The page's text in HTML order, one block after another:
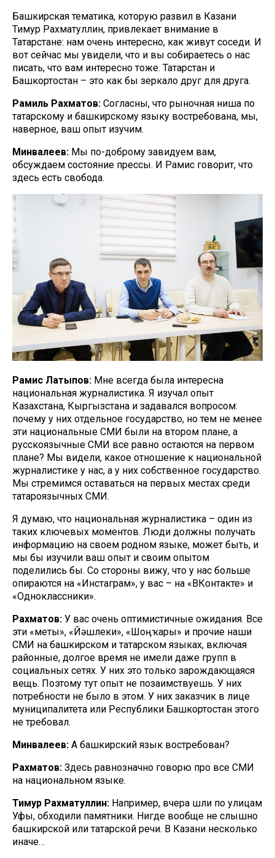
Башкирская тематика, которую развил в Казани
Тимур Рахматуллин, привлекает внимание в
Татарстане: нам очень интересно, как живут соседи. И
вот сейчас мы увидели, что и вы собираетесь о нас
писать, что вам интересно тоже. Татарстан и
Башкортостан – это как бы зеркало друг для друга.
Рамиль Рахматов: Согласны, что рыночная ниша по
татарскому и башкирскому языку востребована, мы,
наверное, ваш опыт изучим.
Минвалеев: Мы по-доброму завидуем вам,
обсуждаем состояние прессы. И Рамис говорит, что
здесь есть свобода.
Рамис Латыпов: Мне всегда была интересна
национальная журналистика. Я изучал опыт
Казахстана, Кыргызстана и задавался вопросом:
почему у них отдельное государство, но тем не менее
эти национальные СМИ были на втором плане, а
русскоязычные СМИ все равно остаются на первом
плане? Мы видели, какое отношение к национальной
журналистике у нас, а у них собственное государство.
Мы стремимся оставаться на первых местах среди
татароязычных СМИ.
Я думаю, что национальная журналистика – один из
таких ключевых моментов. Люди должны получать
информацию на своем родном языке, может быть, и
мы бы изучили ваш опыт и своим опытом
поделились бы. Со стороны вижу, что у нас больше
опираются на «Инстаграм», у вас – на «ВКонтакте» и
«Одноклассники».
Рахматов: У вас очень оптимистичные ожидания. Все
эти «Өметы», «Йәшлеки», «Шоңҡары» и прочие наши
СМИ на башкирском и татарском языках, включая
районные, долгое время не имели даже групп в
социальных сетях. У них это только зарождающаяся
вещь. Поэтому тут опыт не позаимствуешь. У них
потребности не было в этом. У них заказчик в лице
муниципалитета или Республики Башкортостан этого
не требовал.
Минвалеев: А башкирский язык востребован?
Рахматов: Здесь равнозначно говорю про все СМИ
на национальном языке.
Тимур Рахматуллин: Например, вчера шли по улицам
Уфы, обходили памятники. Нигде вообще не слышно
башкирской или татарской речи. В Казани несколько
иначе…